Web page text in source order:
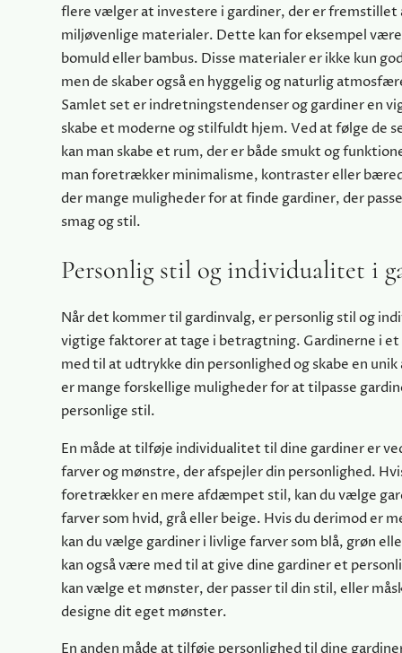
flere vælger at investere i gardiner, der er fremstillet
miljøvenlige materialer. Dette kan for eksempel
bomuld eller bambus. Disse materialer er ikke kun
men de skaber også en hyggelig og naturlig
Samlet set er indretningstendenser og gardiner en
skabe et moderne og stilfuldt hjem. Ved at følge de
kan man skabe et rum, der er både smukt og
man foretrækker minimalisme, kontraster eller
der mange muligheder for at finde gardiner, der
smag og stil.
Personlig stil og individualitet i
Når det kommer til gardinvalg, er personlig stil og
vigtige faktorer at tage i betragtning. Gardinerne i
med til at udtrykke din personlighed og skabe en
er mange forskellige muligheder for at tilpasse
personlige stil.
En måde at tilføje individualitet til dine gardiner er
farver og mønstre, der afspejler din personlighed.
foretrækker en mere afdæmpet stil, kan du vælge
farver som hvid, grå eller beige. Hvis du derimod er
kan du vælge gardiner i livlige farver som blå, grøn
kan også være med til at give dine gardiner et
kan vælge et mønster, der passer til din stil, eller
designe dit eget mønster.
En anden måde at tilføje personlighed til dine